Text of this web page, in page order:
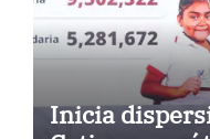
Inicia